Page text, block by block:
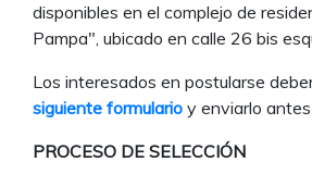
disponibles en el complejo de
Pampa", ubicado en calle 26 bis
Los interesados en postularse
siguiente formulario y enviarlo
PROCESO DE SELECCIÓN